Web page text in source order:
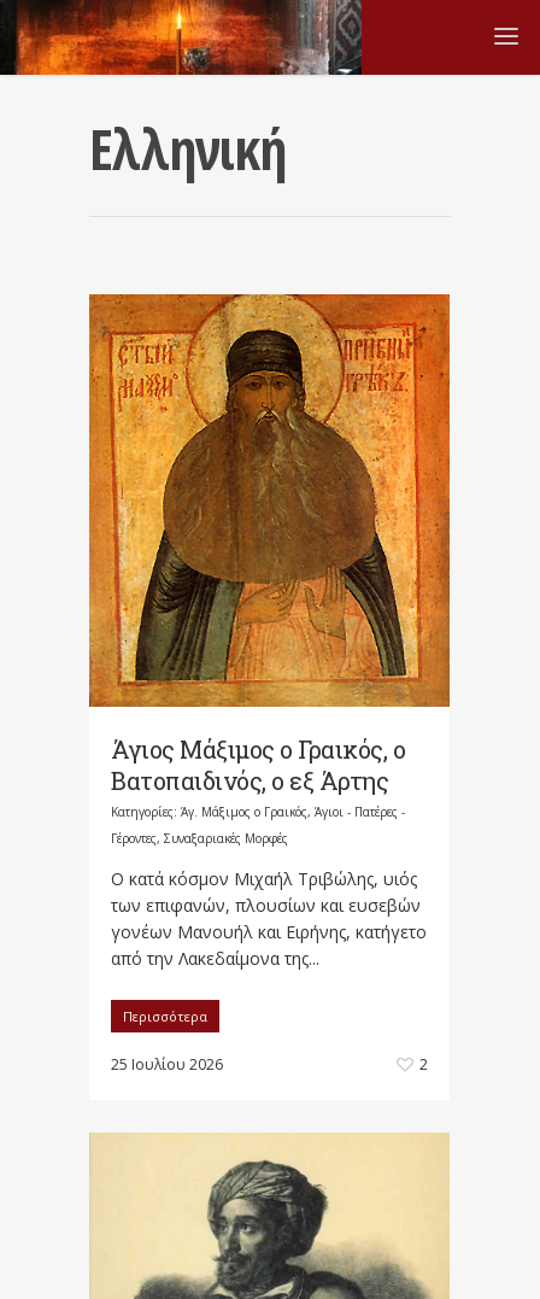
Ελληνική
Άγιος Μάξιμος ο Γραικός, ο
Βατοπαιδινός, ο εξ Άρτης
Κατηγορίες: Άγ. Μάξιμος ο Γραικός, Άγιοι - Πατέρες -
Γέροντες, Συναξαριακές Μορφές
Ο κατά κόσμον Μιχαήλ Τριβώλης, υιός
των επιφανών, πλουσίων και ευσεβών
γονέων Μανουήλ και Ειρήνης, κατήγετο
από την Λακεδαίμονα της...
Περισσότερα
25 Ιουλίου 2026 2